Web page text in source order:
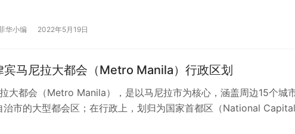
华小编 2022年5月19日
宾马尼拉大都会（Metro Manila）行政区划
大都会（Metro Manila），是以马尼拉市为核心，涵盖周边15个城
治市的大型都会区；在行政上，划归为国家首都区（National Capital